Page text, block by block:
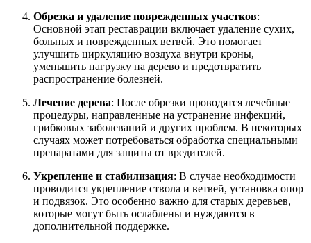
Обрезка и удаление поврежденных участков:
Основной этап реставрации включает удаление сухих,
больных и поврежденных ветвей. Это помогает
улучшить циркуляцию воздуха внутри кроны,
уменьшить нагрузку на дерево и предотвратить
распространение болезней.
Лечение дерева: После обрезки проводятся лечебные
процедуры, направленные на устранение инфекций,
грибковых заболеваний и других проблем. В некоторых
случаях может потребоваться обработка специальными
препаратами для защиты от вредителей.
Укрепление и стабилизация: В случае необходимости
проводится укрепление ствола и ветвей, установка опор
и подвязок. Это особенно важно для старых деревьев,
которые могут быть ослаблены и нуждаются в
дополнительной поддержке.